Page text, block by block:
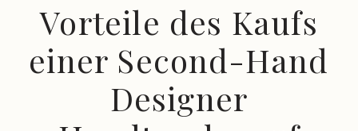
Vorteile des Kaufs
einer Second-Hand
Designer